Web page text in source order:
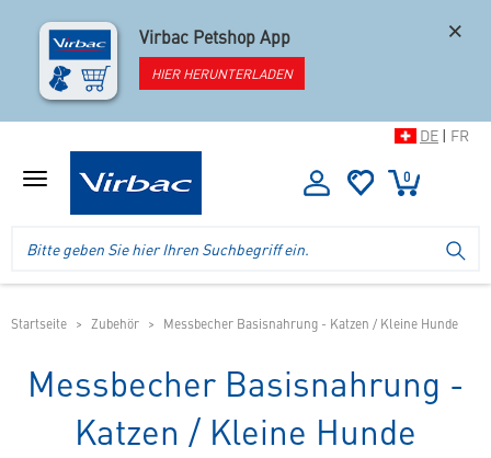
Virbac Petshop App
HIER HERUNTERLADEN
×
DE | FR
Menü
Virbac
Ihr
Shop
spezielles
Tierfutter
0
Header
mobilen
Startseite Zubehör Messbecher Basisnahrung - Katzen / Kleine Hunde
Messbecher Basisnahrung -
Katzen / Kleine Hunde